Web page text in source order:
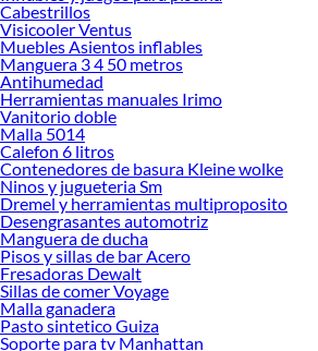
Encuentra todo lo necesario para tus proyectos de
¡Visítanos y haz tus ideas realidad!
Cabestrillos
Visicooler Ventus
Muebles Asientos inflables
Manguera 3 4 50 metros
Antihumedad
Herramientas manuales Irimo
Vanitorio doble
Malla 5014
Calefon 6 litros
Contenedores de basura Kleine wolke
Ninos y jugueteria Sm
Dremel y herramientas multiproposito
Desengrasantes automotriz
Manguera de ducha
Pisos y sillas de bar Acero
Fresadoras Dewalt
Sillas de comer Voyage
Malla ganadera
Pasto sintetico Guiza
Soporte para tv Manhattan